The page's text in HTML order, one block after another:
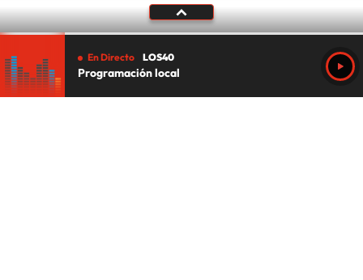
En Directo LOS40
Programación local